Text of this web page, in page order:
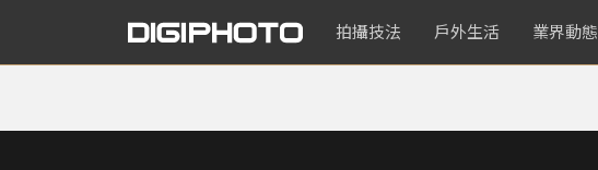
拍攝技法 戶外生活 業界動態